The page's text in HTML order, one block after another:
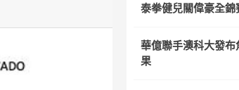
泰拳健兒關偉豪全錦
華億聯手澳科大發
果